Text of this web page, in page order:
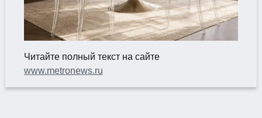
Читайте полный текст на сайте
www.metronews.ru